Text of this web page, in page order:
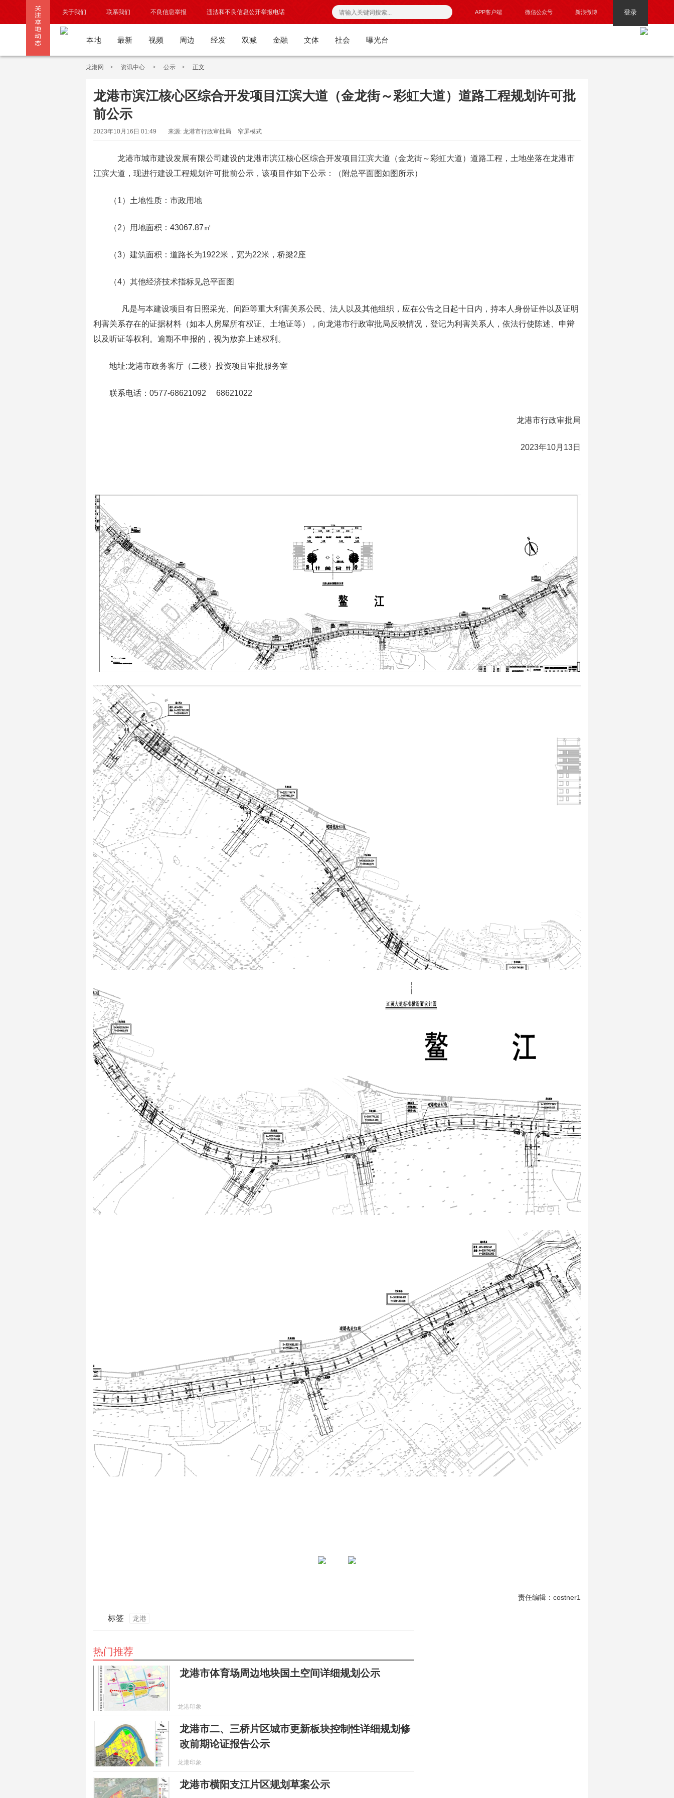
关于我们 联系我们 不良信息举报 违法和不良信息公开举报电话 APP客户端 微信公众号 新浪微博 登录
本地 最新 视频 周边 经发 双减 金融 文体 社会 曝光台
龙港网 > 资讯中心 > 公示 > 正文
龙港市滨江核心区综合开发项目江滨大道（金龙街～彩虹大道）道路工程规划许可批
前公示
2023年10月16日 01:49 来源: 龙港市行政审批局 窄屏模式
龙港市城市建设发展有限公司建设的龙港市滨江核心区综合开发项目江滨大道（金龙街～彩虹大道）道路工程，土地坐落在龙港市
江滨大道，现进行建设工程规划许可批前公示，该项目作如下公示：（附总平面图如图所示）
（1）土地性质：市政用地
（2）用地面积：43067.87㎡
（3）建筑面积：道路长为1922米，宽为22米，桥梁2座
（4）其他经济技术指标见总平面图
凡是与本建设项目有日照采光、间距等重大利害关系公民、法人以及其他组织，应在公告之日起十日内，持本人身份证件以及证明
利害关系存在的证据材料（如本人房屋所有权证、土地证等），向龙港市行政审批局反映情况，登记为利害关系人，依法行使陈述、申辩
以及听证等权利。逾期不申报的，视为放弃上述权利。
地址:龙港市政务客厅（二楼）投资项目审批服务室
联系电话：0577-68621092 68621022
龙港市行政审批局
2023年10月13日
责任编辑：costner1
标签 龙港
热门推荐
龙港市体育场周边地块国土空间详细规划公示
龙港印象
龙港市二、三桥片区城市更新板块控制性详细规划修
改前期论证报告公示
龙港印象
龙港市横阳支江片区规划草案公示